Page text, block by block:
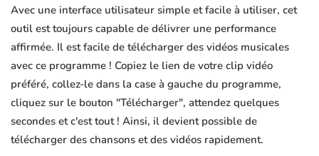
Avec une interface utilisateur simple et facile à utiliser, cet
outil est toujours capable de délivrer une performance
affirmée. Il est facile de télécharger des vidéos musicales
avec ce programme ! Copiez le lien de votre clip vidéo
préféré, collez-le dans la case à gauche du programme,
cliquez sur le bouton "Télécharger", attendez quelques
secondes et c'est tout ! Ainsi, il devient possible de
télécharger des chansons et des vidéos rapidement.